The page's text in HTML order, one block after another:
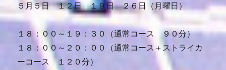
５月５日 １２日 １９日 ２６日（月曜日）
１８：００～１９：３０（通常コース ９０分）
１８：００～２０：００（通常コース＋ストライカ
ーコース １２０分）